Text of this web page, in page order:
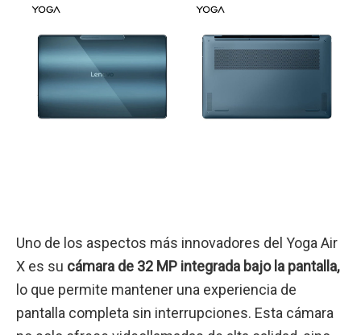
Uno de los aspectos más innovadores del Yoga Air
X es su cámara de 32 MP integrada bajo la pantalla,
lo que permite mantener una experiencia de
pantalla completa sin interrupciones. Esta cámara